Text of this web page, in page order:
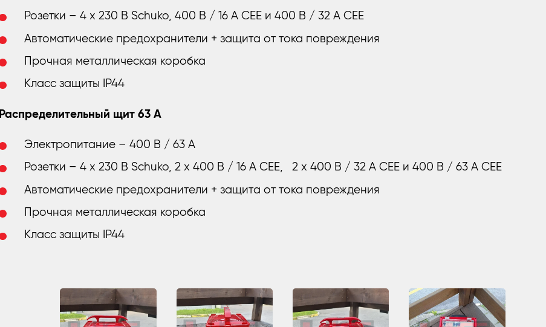
Розетки – 4 x 230 В Schuko, 400 В / 16 A CEE и 400 В / 32 A CEE
Автоматические предохранители + защита от тока повреждения
Прочная металлическая коробка
Класс защиты IP44
Распределительный щит 63 A
Электропитание – 400 В / 63 А
Розетки – 4 x 230 В Schuko, 2 x 400 В / 16 A CEE, 2 x 400 В / 32 A CEE и 400 В / 63 A CEE
Автоматические предохранители + защита от тока повреждения
Прочная металлическая коробка
Класс защиты IP44